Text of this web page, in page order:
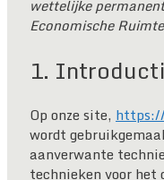
wettelijke
Economische
1.
Op onze site,
wordt
aanverwante
technieken voor het